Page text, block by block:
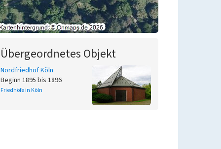
Übergeordnetes Objekt
Nordfriedhof Köln
Beginn 1895 bis 1896
Friedhöfe in Köln